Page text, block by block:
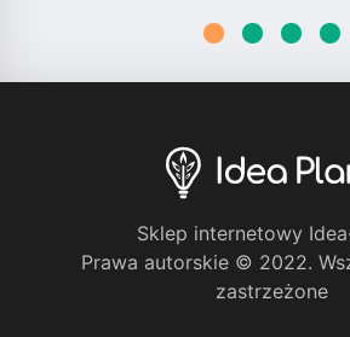
Sklep internetowy
Prawa autorskie © 2022.
zastrzeżone